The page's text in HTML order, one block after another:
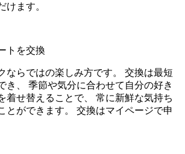
けます。
トを交換
ならではの楽しみ方です。 交換は最短
き、 季節や気分に合わせて自分の好き
着せ替えることで、 常に新鮮な気持ち
とができます。 交換はマイページで申